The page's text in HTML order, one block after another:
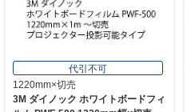
代引不可
1220mm×切売
3M ダイノック ホワイトボードフィ